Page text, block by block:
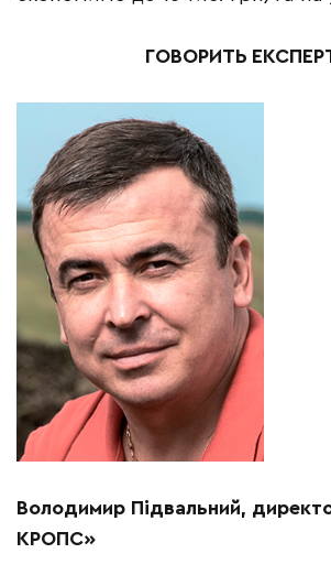
ГОВОРИТЬ
Володимир Підвальний,
КРОПС»